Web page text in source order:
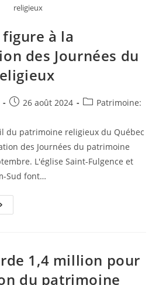
religieux
à la
des Journées du
Post26 août 2024
PostPatrimoine:
du patrimoine religieux du Québec
des Journées du patrimoine
L'église Saint-Fulgence et
Sud font…
Durham-
1,4 million pour
du patrimoine